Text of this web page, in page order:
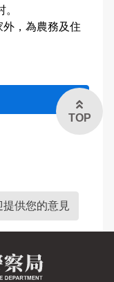
，為農務及住
供您的意見
TOP